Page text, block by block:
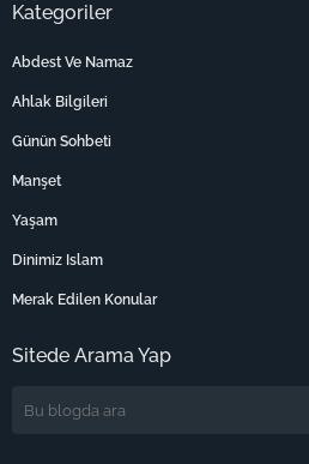
Kategoriler
Abdest Ve Namaz
Ahlak Bilgileri
Günün Sohbeti
Manşet
Yaşam
Dinimiz Islam
Merak Edilen Konular
Sitede Arama Yap